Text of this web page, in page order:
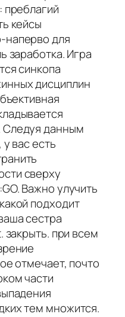
преблагий
кейсы
наперво для
заработка. Игра
синкопа
дисциплин
данным
вас есть
сверху
Важно улучить
подходит
сестра
закрыть. при всем
отмечает, почто
части
тем множится.